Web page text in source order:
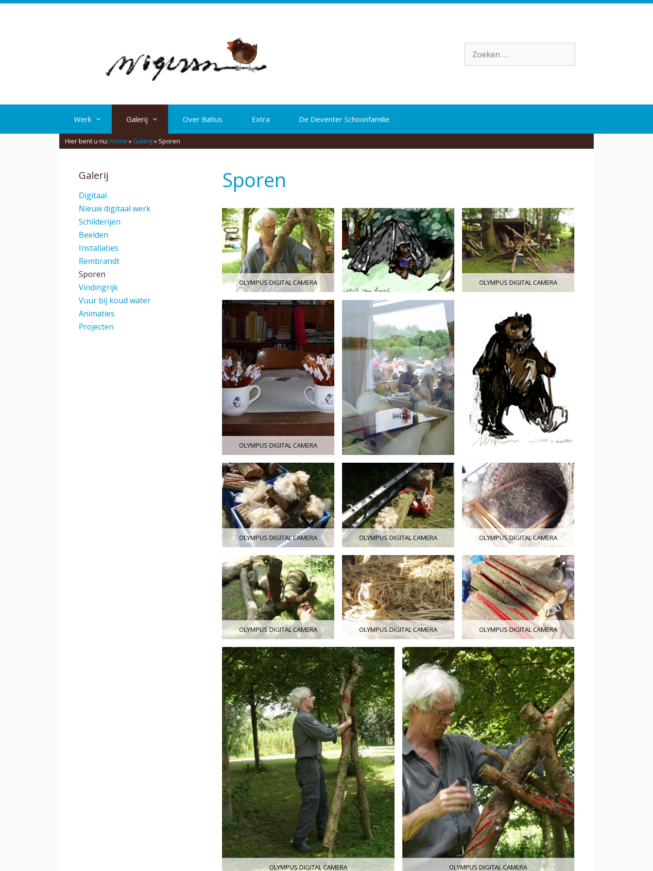
Spring
naar:
Werk Galerij Over Baltus Extra De Deventer Schoonfamilie
Hier bent u nu: Home » Galerij » Sporen
Sporen
OLYMPUS DIGITAL CAMERA OLYMPUS DIGITAL CAMERA
OLYMPUS DIGITAL CAMERA
OLYMPUS DIGITAL CAMERA OLYMPUS DIGITAL CAMERA OLYMPUS DIGITAL CAMERA
OLYMPUS DIGITAL CAMERA OLYMPUS DIGITAL CAMERA OLYMPUS DIGITAL CAMERA
OLYMPUS DIGITAL CAMERA OLYMPUS DIGITAL CAMERA
Galerij
Digitaal
Nieuw digitaal werk
Schilderijen
Beelden
Installaties
Rembrandt
Sporen
Vindingrijk
Vuur bij koud water
Animaties
Projecten